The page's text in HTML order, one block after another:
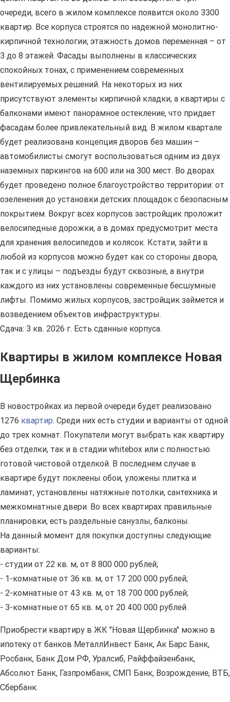
очереди, всего в жилом комплексе появится около 3300
квартир. Все корпуса строятся по надежной монолитно-
кирпичной технологии, этажность домов переменная – от
3 до 8 этажей. Фасады выполнены в классических
спокойных тонах, с применением современных
вентилируемых решений. На некоторых из них
присутствуют элементы кирпичной кладки, а квартиры с
балконами имеют панорамное остекление, что придает
фасадам более привлекательный вид. В жилом квартале
будет реализована концепция дворов без машин –
автомобилисты смогут воспользоваться одним из двух
наземных паркингов на 600 или на 300 мест. Во дворах
будет проведено полное благоустройство территории: от
озеленения до установки детских площадок с безопасным
покрытием. Вокруг всех корпусов застройщик проложит
велосипедные дорожки, а в домах предусмотрит места
для хранения велосипедов и колясок. Кстати, зайти в
любой из корпусов можно будет как со стороны двора,
так и с улицы – подъезды будут сквозные, а внутри
каждого из них установлены современные бесшумные
лифты. Помимо жилых корпусов, застройщик займется и
возведением объектов инфраструктуры.
Сдача: 3 кв. 2026 г. Есть сданные корпуса.
Квартиры в жилом комплексе Новая
Щербинка
В новостройках из первой очереди будет реализовано
1276 квартир. Среди них есть студии и варианты от одной
до трех комнат. Покупатели могут выбрать как квартиру
без отделки, так и в стадии whitebox или с полностью
готовой чистовой отделкой. В последнем случае в
квартире будут поклеены обои, уложены плитка и
ламинат, установлены натяжные потолки, сантехника и
межкомнатные двери. Во всех квартирах правильные
планировки, есть раздельные санузлы, балконы.
На данный момент для покупки доступны следующие
варианты:
- студии от 22 кв. м, от 8 800 000 рублей;
- 1-комнатные от 36 кв. м, от 17 200 000 рублей;
- 2-комнатные от 43 кв. м, от 18 700 000 рублей;
- 3-комнатные от 65 кв. м, от 20 400 000 рублей.
Приобрести квартиру в ЖК "Новая Щербинка" можно в
ипотеку от банков МеталлИнвест Банк, Ак Барс Банк,
Росбанк, Банк Дом РФ, Уралсиб, Райффайзенбанк,
Абсолют Банк, Газпромбанк, СМП Банк, Возрождение, ВТБ,
Сбербанк.